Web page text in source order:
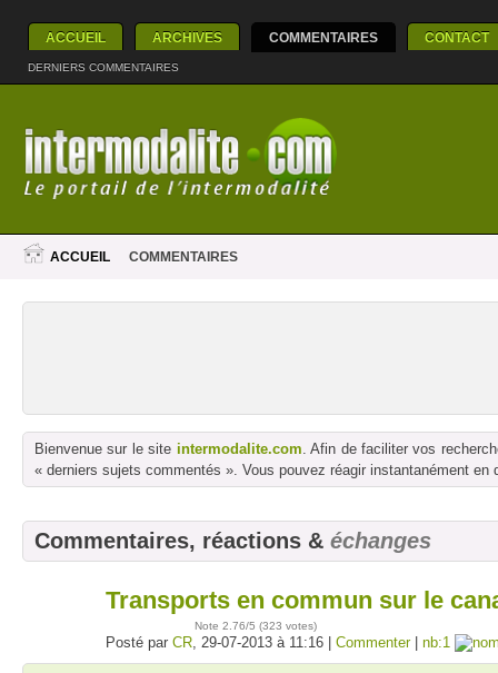
ACCUEIL ARCHIVES COMMENTAIRES CONTACT
DERNIERS COMMENTAIRES
ACCUEIL COMMENTAIRES
Bienvenue sur le site intermodalite.com. Afin de faciliter vos
« derniers sujets commentés ». Vous pouvez réagir instantanément
Commentaires, réactions & échanges
Transports en commun sur le
Note 2.76/5 (323 votes)
Posté par CR, 29-07-2013 à 11:16 | Commenter| nb:1